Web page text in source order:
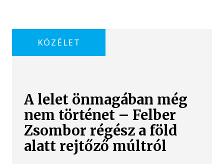
KÖZÉLET
A lelet önmagában még
nem történet – Felber
Zsombor régész a föld
alatt rejtőző múltról